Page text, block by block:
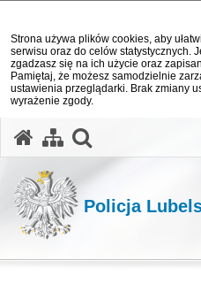
Strona używa plików cookies, aby
serwisu oraz do celów statystycznych.
zgadzasz się na ich użycie oraz
Pamiętaj, że możesz samodzielnie
ustawienia przeglądarki. Brak zmiany
wyrażenie zgody.
Policja